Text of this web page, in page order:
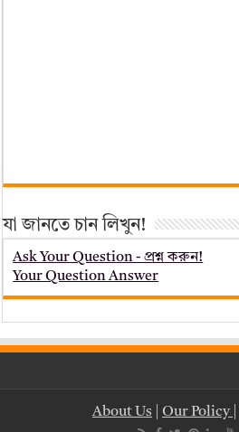
যা জানতে চান লিখুন!
Ask Your Question - প্রশ্ন করুন!
Your Question Answer
About Us Our Policy